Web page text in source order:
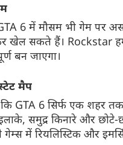
6 में मौसम भी गेम पर
खेल सकते हैं। Rockstar
बन जाएगा।
मैप
GTA 6 सिर्फ एक शहर
समुद्र किनारे और
में रियलिस्टिक और
और देखें